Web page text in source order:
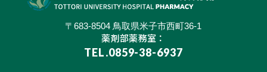
〒683-8504 鳥取県米子市西町36-1
薬剤部薬務室：
TEL.0859-38-6937